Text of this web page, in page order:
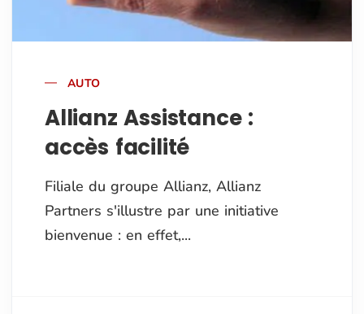
AUTO
Allianz Assistance :
accès facilité
Filiale du groupe Allianz, Allianz
Partners s'illustre par une initiative
bienvenue : en effet,...